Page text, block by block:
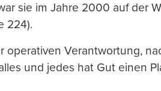
sie im Jahre 2000 auf der
224).
operativen Verantwortung,
und jedes hat Gut einen